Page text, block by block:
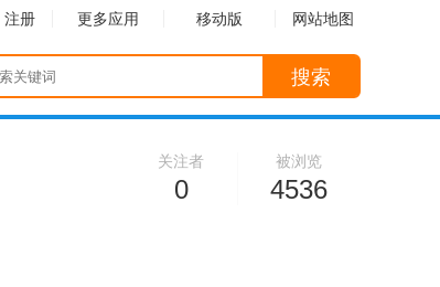
注册 更多应用 移动版 网站地图
搜索
被浏览
4536
关注者
0